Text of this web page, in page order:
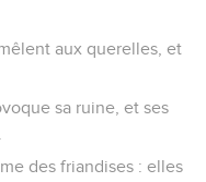
aux querelles, et
sa ruine, et ses
des friandises : elles